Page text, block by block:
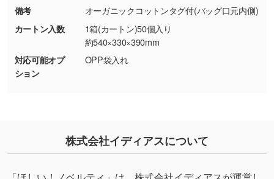
・持っているデータの背景が足りない／塗り足
しの作り方が分からない
印刷したいデータが印刷範囲よりも小さい場
合、シンプルな色・柄の背景であれば拡張が可
能です。→
詳しく見る
いたします。配置のご相談にも応じています。
備考
オーガニックコットンタグ付(バッグ口元内側)
カートン入数
1箱(カートン)50個入り
約540×330×390mm
対応可能オプ
ション
OPP袋入れ
株式会社イディアスについて